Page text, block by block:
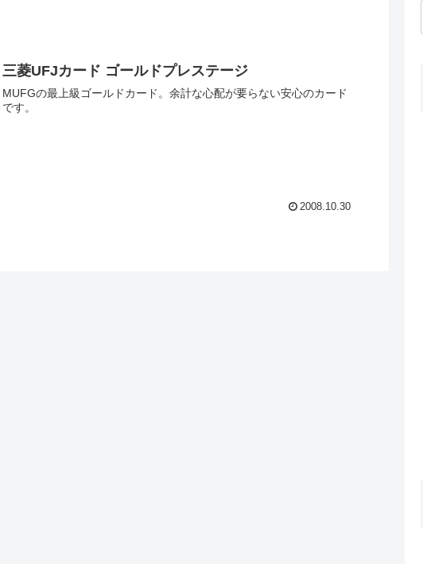
三菱UFJカード ゴールドプレステージ
MUFGの最上級ゴールドカード。余計な心配が要らない安心のカード
です。
2008.10.30